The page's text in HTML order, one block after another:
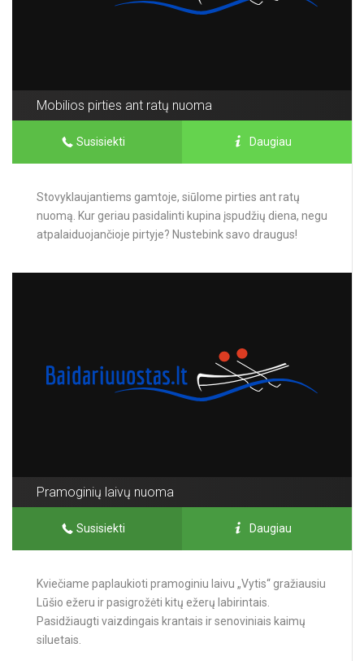
Mobilios pirties ant ratų nuoma
Susisiekti Daugiau
Stovyklaujantiems gamtoje, siūlome pirties ant ratų
nuomą. Kur geriau pasidalinti kupina įspudžių diena, negu
atpalaiduojančioje pirtyje? Nustebink savo draugus!
Pramoginių laivų nuoma
Susisiekti Daugiau
Kviečiame paplaukioti pramoginiu laivu „Vytis“ gražiausiu
Lūšio ežeru ir pasigrožėti kitų ežerų labirintais.
Pasidžiaugti vaizdingais krantais ir senoviniais kaimų
siluetais.